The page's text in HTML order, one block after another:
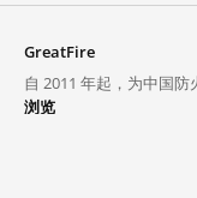
GreatFire
自 2011 年起，为中国防
浏览